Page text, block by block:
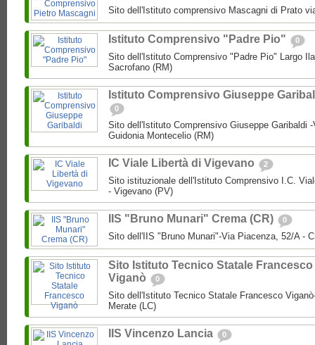
Sito dell'Istituto comprensivo Mascagni di Prato
Istituto Comprensivo "Padre Pio" 0
Sito dell'Istituto Comprensivo "Padre Pio" Largo
Sacrofano (RM)
Istituto Comprensivo Giuseppe
0
Sito dell'Istituto Comprensivo Giuseppe Garibaldi
Guidonia Montecelio (RM)
IC Viale Libertà di Vigevano 2
Sito istituzionale dell'Istituto Comprensivo I.C.
- Vigevano (PV)
IIS "Bruno Munari" Crema (CR) 0
Sito dell'IIS "Bruno Munari"-Via Piacenza, 52/A -
Sito Istituto Tecnico Statale Francesco
Viganò
0
Sito dell'Istituto Tecnico Statale Francesco
Merate (LC)
IIS Vincenzo Lancia 0